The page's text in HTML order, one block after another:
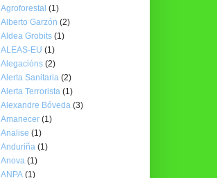
Agroforestal (1)
Alberto Garzón (2)
Aldea Grobits (1)
ALEAS-EU (1)
Alegacións (2)
Alerta Sanitaria (2)
Alerta Terrorista (1)
Alexandre Bóveda (3)
Amanecer (1)
Analise (1)
Anduriña (1)
Anova (1)
ANPA (1)